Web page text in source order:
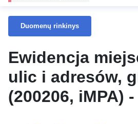
Duomenų rinkinys
Ewidencja
ulic i adresów,
(200206, iMPA)